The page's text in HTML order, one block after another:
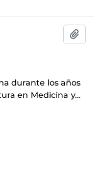
durante los años
en Medicina y…